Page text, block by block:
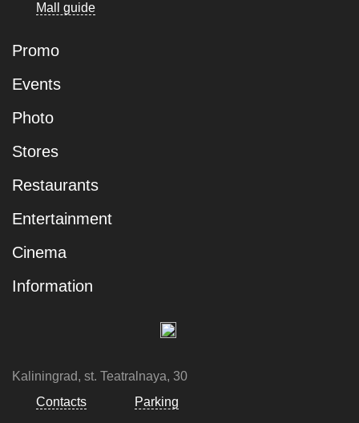
Mall guide
Promo
Events
Photo
Stores
Restaurants
Entertainment
Cinema
Information
Kaliningrad, st. Teatralnaya, 30
Contacts
Parking